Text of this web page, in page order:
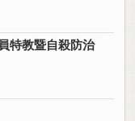
特教暨自殺防治